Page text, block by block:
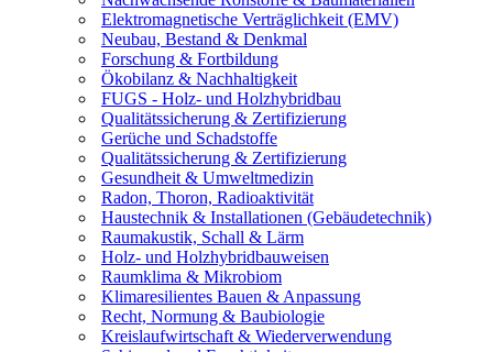
Elektromagnetische Verträglichkeit (EMV)
Neubau, Bestand & Denkmal
Forschung & Fortbildung
Ökobilanz & Nachhaltigkeit
FUGS - Holz- und Holzhybridbau
Qualitätssicherung & Zertifizierung
Gerüche und Schadstoffe
Qualitätssicherung & Zertifizierung
Gesundheit & Umweltmedizin
Radon, Thoron, Radioaktivität
Haustechnik & Installationen (Gebäudetechnik)
Raumakustik, Schall & Lärm
Holz- und Holzhybridbauweisen
Raumklima & Mikrobiom
Klimaresilientes Bauen & Anpassung
Recht, Normung & Baubiologie
Kreislaufwirtschaft & Wiederverwendung